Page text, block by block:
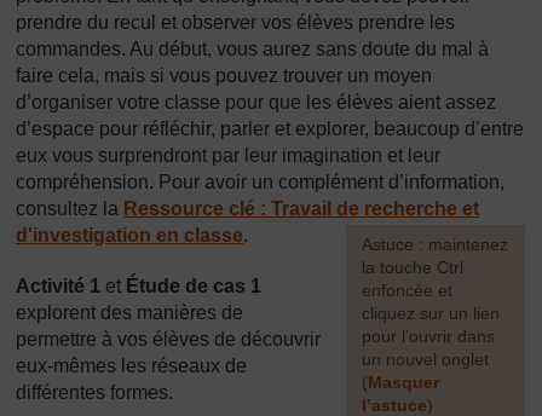
prendre du recul et observer vos élèves prendre les
commandes. Au début, vous aurez sans doute du mal à
faire cela, mais si vous pouvez trouver un moyen
d’organiser votre classe pour que les élèves aient assez
d’espace pour réfléchir, parler et explorer, beaucoup d’entre
eux vous surprendront par leur imagination et leur
compréhension. Pour avoir un complément d’information,
consultez la Ressource clé : Travail de recherche et
d'investigation en classe
[Astuce : maintenez
la touche Ctrl
enfoncée et
cliquez sur un lien
pour l’ouvrir dans
un nouvel onglet
(Masquer
l’astuce)
.
Activité 1 et Étude de cas 1
explorent des manières de
permettre à vos élèves de découvrir
eux-mêmes les réseaux de
différentes formes.